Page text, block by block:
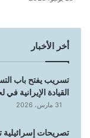
أخر الأخبار
تسريب يفتح باب
القيادة الإيرانية
31 مارس، 2026
تصريحات إسرائيلية